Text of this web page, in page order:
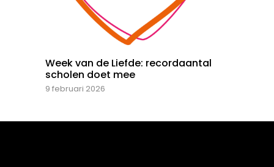
Week van de Liefde: recordaantal
scholen doet mee
9 februari 2026